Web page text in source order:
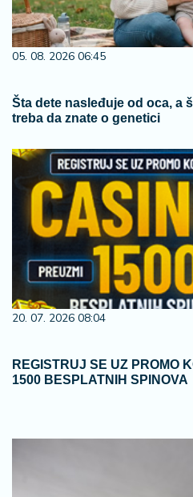
05. 08. 2026 06:45
Šta dete nasleđuje od oca, a
treba da znate o genetici
20. 07. 2026 08:04
REGISTRUJ SE UZ PROMO
1500 BESPLATNIH SPINOVA